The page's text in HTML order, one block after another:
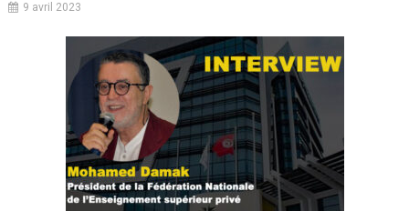
9 avril 2023